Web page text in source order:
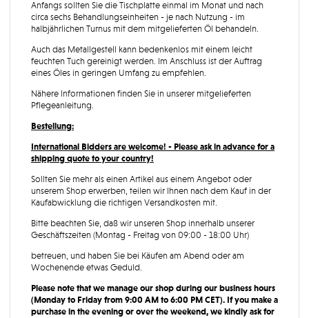
Anfangs sollten Sie die Tischplatte einmal im Monat und nach
circa sechs Behandlungseinheiten - je nach Nutzung - im
halbjährlichen Turnus mit dem mitgelieferten Öl behandeln.
Auch das Metallgestell kann bedenkenlos mit einem leicht
feuchten Tuch gereinigt werden. Im Anschluss ist der Auftrag
eines Öles in geringen Umfang zu empfehlen.
Nähere Informationen finden Sie in unserer mitgelieferten
Pflegeanleitung.
Bestellung:
International Bidders are welcome! - Please ask in advance for a
shipping quote to your country!
Sollten Sie mehr als einen Artikel aus einem Angebot oder
unserem Shop erwerben, teilen wir Ihnen nach dem Kauf in der
Kaufabwicklung die richtigen Versandkosten mit.
Bitte beachten Sie, daß wir unseren Shop innerhalb unserer
Geschäftszeiten (Montag - Freitag von 09:00 - 18:00 Uhr)
betreuen, und haben Sie bei Käufen am Abend oder am
Wochenende etwas Geduld.
Please note that we manage our shop during our business hours
(Monday to Friday from 9:00 AM to 6:00 PM CET). If you make a
purchase in the evening or over the weekend, we kindly ask for